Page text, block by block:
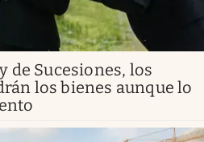
de Sucesiones, los
los bienes aunque lo